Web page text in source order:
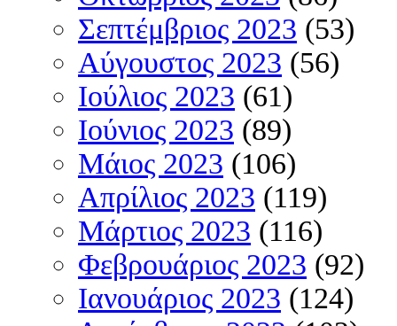
Σεπτέμβριος 2023 (53)
Αύγουστος 2023 (56)
Ιούλιος 2023 (61)
Ιούνιος 2023 (89)
Μάιος 2023 (106)
Απρίλιος 2023 (119)
Μάρτιος 2023 (116)
Φεβρουάριος 2023 (92)
Ιανουάριος 2023 (124)